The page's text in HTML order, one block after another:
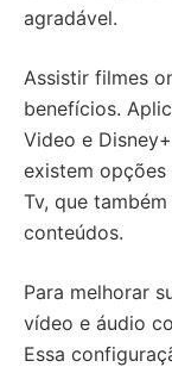
agradável.
Assistir filmes
benefícios.
Video e
existem
Tv, que
conteúdos.
Para melhorar
vídeo e áudio
Essa